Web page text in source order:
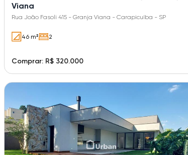
Viana
Rua João Fasoli 415 - Granja Viana - Carapicuíba - SP
46 m² 2
Comprar: R$ 320.000